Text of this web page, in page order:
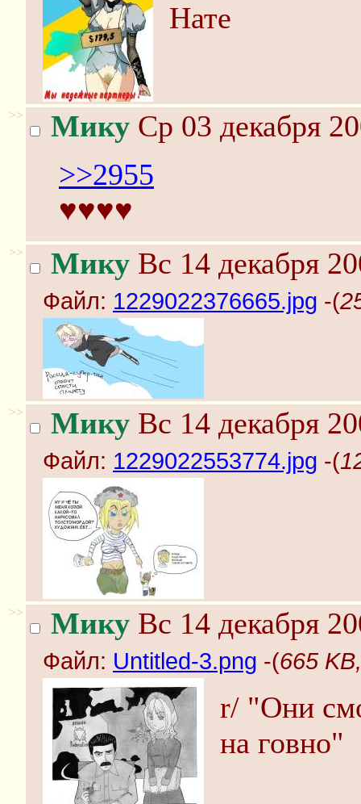
Нате
>> Мику Ср 03 декабря
>>2955
♥♥♥♥
>> Мику Вс 14 декабря
Файл: 1229022376665.jpg -(
>> Мику Вс 14 декабря
Файл: 1229022553774.jpg -(
>> Мику Вс 14 декабря
Файл: Untitled-3.png -(665
r/ "Они
на говно"